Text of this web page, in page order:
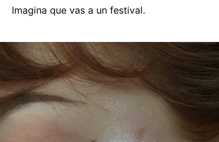
Imagina que vas a un festival.